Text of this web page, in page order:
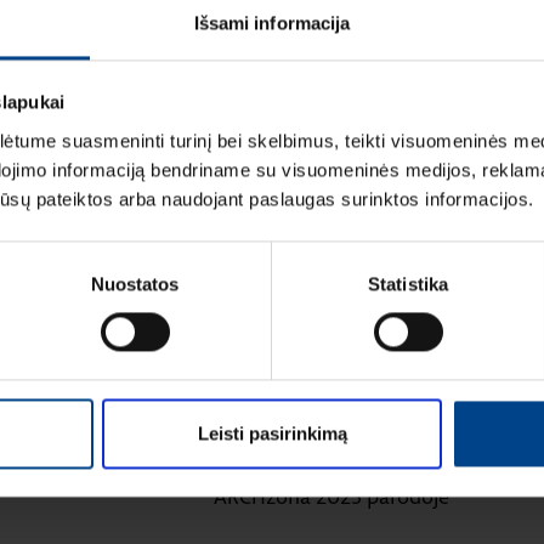
Išsami informacija
suasmeninti turinį bei skelbimus, teikti visuomeninės
informaciją bendriname su visuomeninės medijos,
pateiktos arba naudojant paslaugas surinktos informacijos.
Nuostatos Statistika
Leisti pasirinkimą
Elektros instaliacijos gaminiai
GAMINIAI
laikas: 1 min
instaliacinių kanalų ir
ELEKTROS INSTALIACIJOS GAMINIAI
RENGINIAI
16.9.2025 | Skaitymo laikas: 1 min
HAGER elektros instaliacija
ARCHzona 2025 parodoje